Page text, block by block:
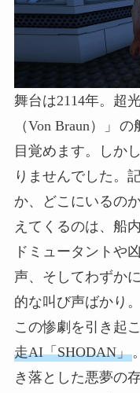
舞台は2114年。超
（Von Braun）」 の
目覚めます。しか
りませんでした。
か、どこにいるの
えてくるのは、船
ドミュータントや
声、そしてわずか
的な叫び声ばかり。
この惨劇を引き起
走AI「SHODAN」
き落とした悪夢の